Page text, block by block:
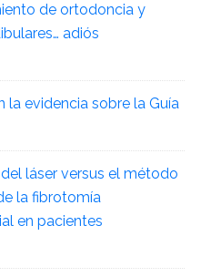
de ortodoncia y
adiós
la evidencia sobre la Guía
láser versus el método
la fibrotomía
en pacientes